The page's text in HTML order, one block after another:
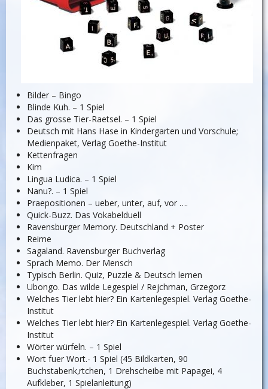
Bilder – Bingo
Blinde Kuh. – 1 Spiel
Das grosse Tier-Raetsel. – 1 Spiel
Deutsch mit Hans Hase in Kindergarten und Vorschule;
Medienpaket, Verlag Goethe-Institut
Kettenfragen
Kim
Lingua Ludica. – 1 Spiel
Nanu?. – 1 Spiel
Praepositionen – ueber, unter, auf, vor ….
Quick-Buzz. Das Vokabelduell
Ravensburger Memory. Deutschland + Poster
Reime
Sagaland. Ravensburger Buchverlag
Sprach Memo. Der Mensch
Typisch Berlin. Quiz, Puzzle & Deutsch lernen
Ubongo. Das wilde Legespiel / Rejchman, Grzegorz
Welches Tier lebt hier? Ein Kartenlegespiel. Verlag Goethe-
Institut
Welches Tier lebt hier? Ein Kartenlegespiel. Verlag Goethe-
Institut
Wörter würfeln. – 1 Spiel
Wort fuer Wort.- 1 Spiel (45 Bildkarten, 90
Buchstabenk‚rtchen, 1 Drehscheibe mit Papagei, 4
Aufkleber, 1 Spielanleitung)